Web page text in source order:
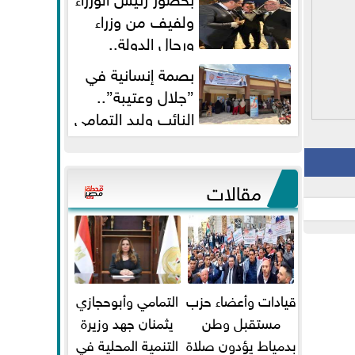
ولفيف من وزراء
ورجال الدولة..
النائبان وليد التمامي ومحمد...
بصمة إنسانية في
”جلال وعتيبة”..
النائب وليد التمامي
والبروفيسور جمال شيحة يداويان...
مقالات
قيادات وأعضاء حزب
مستقبل وطن
بدمياط يؤدون صلاة
التمامي وأبوحجازي
يثمنان جهد وزيرة
التنمية المحلية في